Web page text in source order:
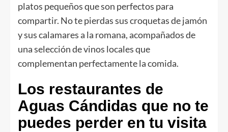
platos pequeños que son perfectos para
compartir. No te pierdas sus croquetas de jamón
y sus calamares a la romana, acompañados de
una selección de vinos locales que
complementan perfectamente la comida.
Los restaurantes de
Aguas Cándidas que no te
puedes perder en tu visita